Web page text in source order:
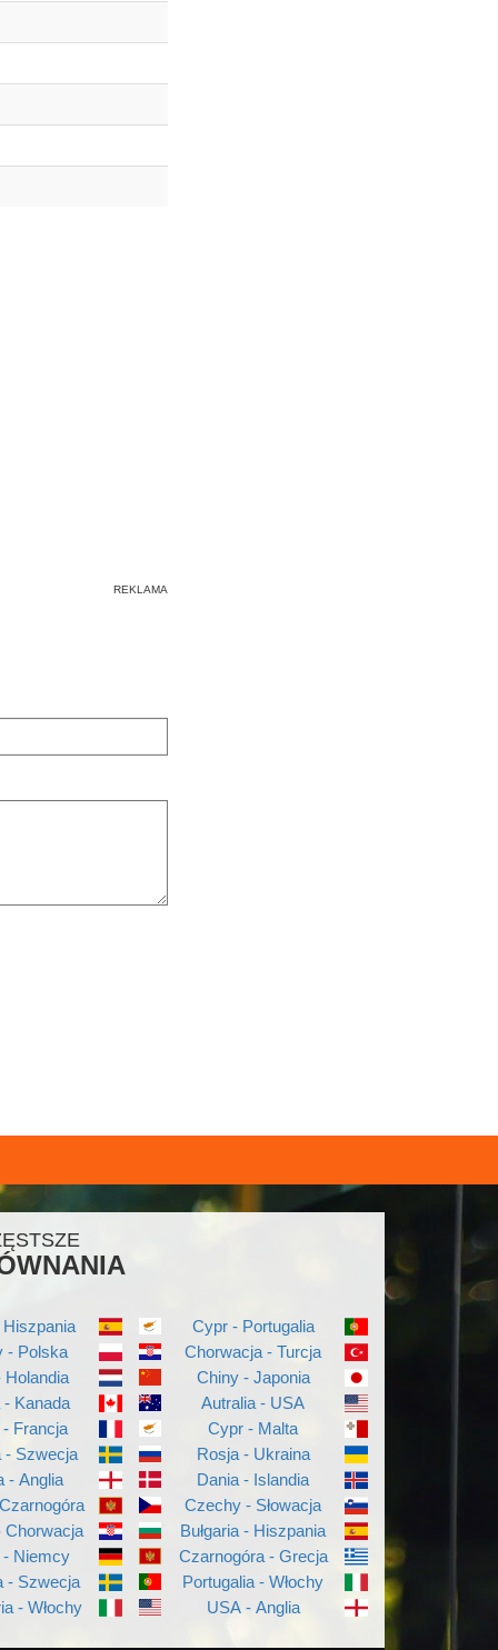
- Polska
Holandia
- Kanada
Francja
- Szwecja
- Anglia
Chorwacja
- Niemcy
- Szwecja
- Włochy
Cypr - Portugalia
Chorwacja - Turcja
Chiny - Japonia
Autralia - USA
Cypr - Malta
Rosja - Ukraina
Dania - Islandia
Czechy - Słowacja
Bułgaria - Hiszpania
Czarnogóra - Grecja
Portugalia - Włochy
USA - Anglia